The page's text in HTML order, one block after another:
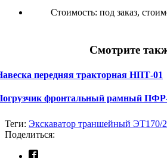
Стоимость: под заказ,
Смотрите
передняя тракторная НПТ-01
фронтальный рамный
Теги: Экскаватор траншейный ЭТ170/
Поделиться: